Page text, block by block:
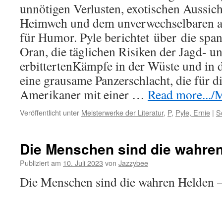
unnötigen Verlusten, exotischen
Heimweh und dem unverwechselbaren
für Humor. Pyle berichtet über die
Oran, die täglichen Risiken der Jagd-
erbittertenKämpfe in der Wüste und in
eine grausame Panzerschlacht, die für
Amerikaner mit einer … Read more.../
Veröffentlicht unter Meisterwerke der Literatur, P, Pyle, Ernie |
Die Menschen sind die
Publiziert am 10. Juli 2023 von Jazzybee
Die Menschen sind die wahren Helden